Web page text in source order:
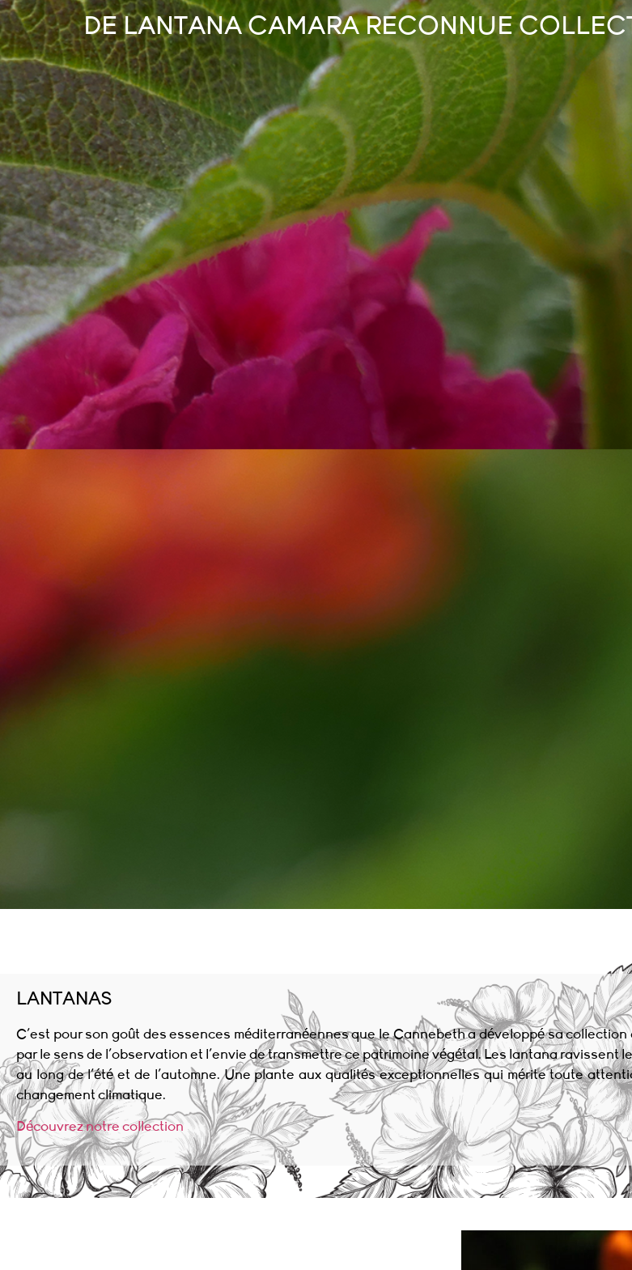
DE LANTANA CAMARA RECONNUE
LANTANAS
C’est pour son goût des essences méditerranéennes que le Cannebeth a développé sa
par le sens de l’observation et l’envie de transmettre ce patrimoine végétal. Les lantana
au long de l’été et de l’automne. Une plante aux qualités exceptionnelles qui mérite toute
changement climatique.
Découvrez notre collection